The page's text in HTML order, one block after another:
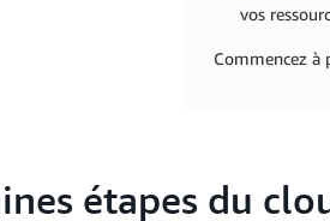
vos
Commencez à
étapes du